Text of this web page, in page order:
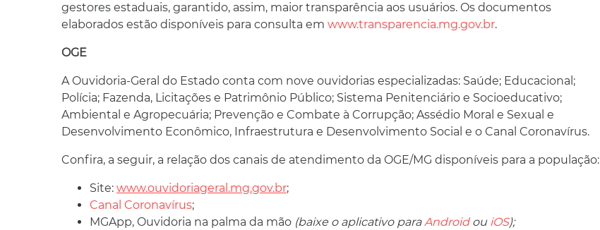
gestores estaduais, garantido, assim, maior transparência aos usuários. Os documentos
elaborados estão disponíveis para consulta em www.transparencia.mg.gov.br.
OGE
A Ouvidoria-Geral do Estado conta com nove ouvidorias especializadas: Saúde; Educacional;
Polícia; Fazenda, Licitações e Patrimônio Público; Sistema Penitenciário e Socioeducativo;
Ambiental e Agropecuária; Prevenção e Combate à Corrupção; Assédio Moral e Sexual e
Desenvolvimento Econômico, Infraestrutura e Desenvolvimento Social e o Canal Coronavírus.
Confira, a seguir, a relação dos canais de atendimento da OGE/MG disponíveis para a população:
Site: www.ouvidoriageral.mg.gov.br;
Canal Coronavírus;
MGApp, Ouvidoria na palma da mão (baixe o aplicativo paraAndroidou iOS);